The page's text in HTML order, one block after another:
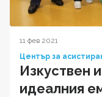
11 фев 2021
Център за
Изкуствен
идеалния